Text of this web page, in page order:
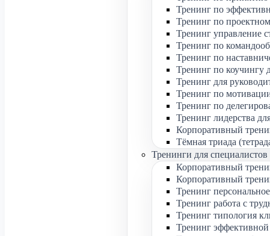
Тренинг по
Тренинг по
Тренинг управление
Тренинг по
Тренинг по
Тренинг по коучингу
Тренинг для
Тренинг по
Тренинг по
Тренинг лидерства
Корпоративный
Тёмная триада
Тренинги для специалистов
Корпоративный
Корпоративный
Тренинг
Тренинг работа с
Тренинг типология
Тренинг